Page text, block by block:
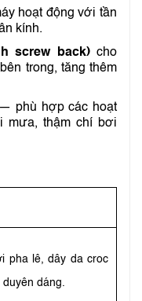
hoạt động với tần
kính.
screw back)cho
trong, tăng thêm
— phù hợp các hoạt
mưa, thậm chí bơi
pha lê, dây da croc
dáng.